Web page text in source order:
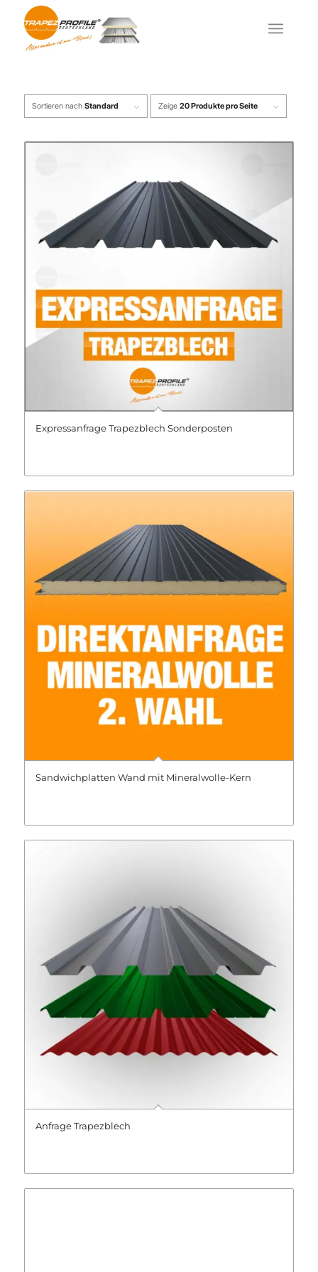
Sortieren nach Standard Zeige 20 Produkte pro Seite
Expressanfrage Trapezblech Sonderposten
Sandwichplatten Wand mit Mineralwolle-Kern
Anfrage Trapezblech